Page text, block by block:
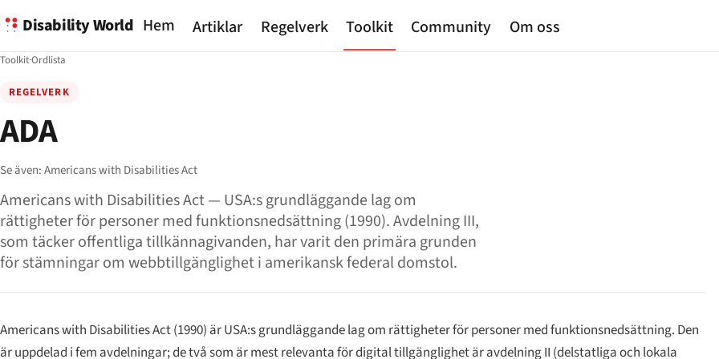
Disability World Hem Artiklar Regelverk Toolkit Community Om oss
Toolkit·Ordlista
REGELVERK
ADA
Se även:Americans with Disabilities Act
Americans with Disabilities Act — USA:s grundläggande lag om
rättigheter för personer med funktionsnedsättning (1990). Avdelning III,
som täcker offentliga tillkännagivanden, har varit den primära grunden
för stämningar om webbtillgänglighet i amerikansk federal domstol.
Americans with Disabilities Act (1990) är USA:s grundläggande lag om rättigheter för personer med funktionsnedsättning. Den
är uppdelad i fem avdelningar; de två som är mest relevanta för digital tillgänglighet är avdelning II (delstatliga och lokala